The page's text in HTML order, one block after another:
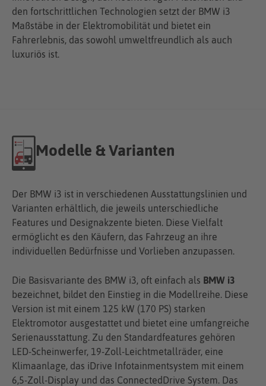
den fortschrittlichen Technologien setzt der BMW i3
Maßstäbe in der Elektromobilität und bietet ein
Fahrerlebnis, das sowohl umweltfreundlich als auch
luxuriös ist.
Modelle & Varianten
Der BMW i3 ist in verschiedenen Ausstattungslinien und
Varianten erhältlich, die jeweils unterschiedliche
Features und Designakzente bieten. Diese Vielfalt
ermöglicht es den Käufern, das Fahrzeug an ihre
individuellen Bedürfnisse und Vorlieben anzupassen.
Die Basisvariante des BMW i3, oft einfach als BMW i3
bezeichnet, bildet den Einstieg in die Modellreihe. Diese
Version ist mit einem 125 kW (170 PS) starken
Elektromotor ausgestattet und bietet eine umfangreiche
Serienausstattung. Zu den Standardfeatures gehören
LED-Scheinwerfer, 19-Zoll-Leichtmetallräder, eine
Klimaanlage, das iDrive Infotainmentsystem mit einem
6,5-Zoll-Display und das ConnectedDrive System. Das